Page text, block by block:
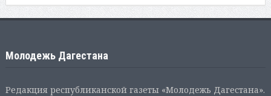
Молодежь Дагестана
Редакция республиканской газеты «Молодежь Дагестана».